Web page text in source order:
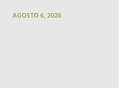
AGOSTO 6, 2026